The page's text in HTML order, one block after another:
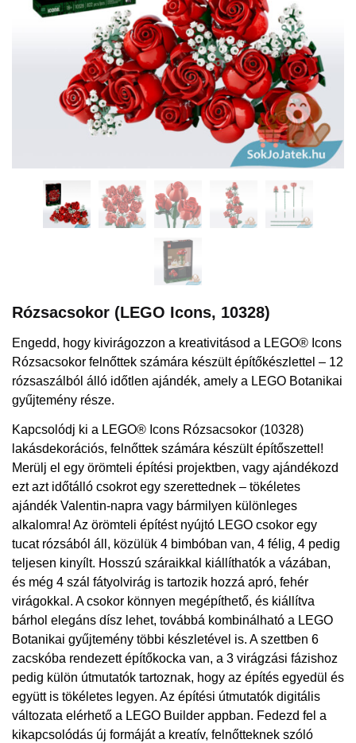
Rózsacsokor (LEGO Icons, 10328)
Engedd, hogy kivirágozzon a kreativitásod a LEGO® Icons
Rózsacsokor felnőttek számára készült építőkészlettel – 12
rózsaszálból álló időtlen ajándék, amely a LEGO Botanikai
gyűjtemény része.
Kapcsolódj ki a LEGO® Icons Rózsacsokor (10328)
lakásdekorációs, felnőttek számára készült építőszettel!
Merülj el egy örömteli építési projektben, vagy ajándékozd
ezt azt időtálló csokrot egy szerettednek – tökéletes
ajándék Valentin-napra vagy bármilyen különleges
alkalomra! Az örömteli építést nyújtó LEGO csokor egy
tucat rózsából áll, közülük 4 bimbóban van, 4 félig, 4 pedig
teljesen kinyílt. Hosszú száraikkal kiállíthatók a vázában,
és még 4 szál fátyolvirág is tartozik hozzá apró, fehér
virágokkal. A csokor könnyen megépíthető, és kiállítva
bárhol elegáns dísz lehet, továbbá kombinálható a LEGO
Botanikai gyűjtemény többi készletével is. A szettben 6
zacskóba rendezett építőkocka van, a 3 virágzási fázishoz
pedig külön útmutatók tartoznak, hogy az építés egyedül és
együtt is tökéletes legyen. Az építési útmutatók digitális
változata elérhető a LEGO Builder appban. Fedezd fel a
kikapcsolódás új formáját a kreatív, felnőtteknek szóló